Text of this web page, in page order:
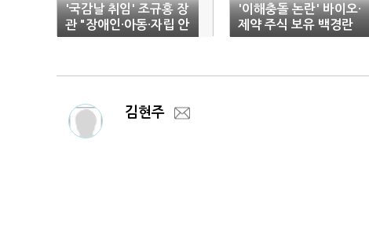
'국감날 취임' 조규홍 장
관 "장애인·아동·자립 안
전망 보강…국민연금 개
'이해충돌 논란' 바이오·
제약 주식 보유 백경란
청장…"거래 내역 제출
김현주